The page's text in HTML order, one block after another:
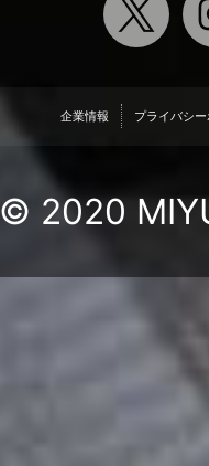
企業情報 プライバシ
© 2020